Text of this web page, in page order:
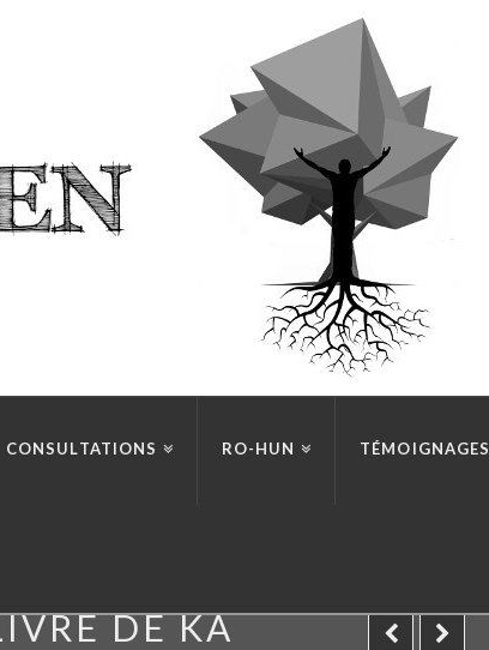
CONSULTATIONS RO-HUN TÉMOIGNAGES
DE KA